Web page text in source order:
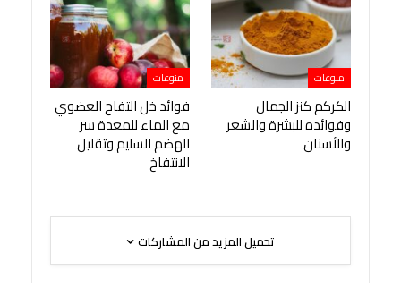
منوعات
الكركم كنز الجمال
وفوائده للبشرة والشعر
والأسنان
منوعات
فوائد خل التفاح العضوي
مع الماء للمعدة سر
الهضم السليم وتقليل
الانتفاخ
تحميل المزيد من المشاركات